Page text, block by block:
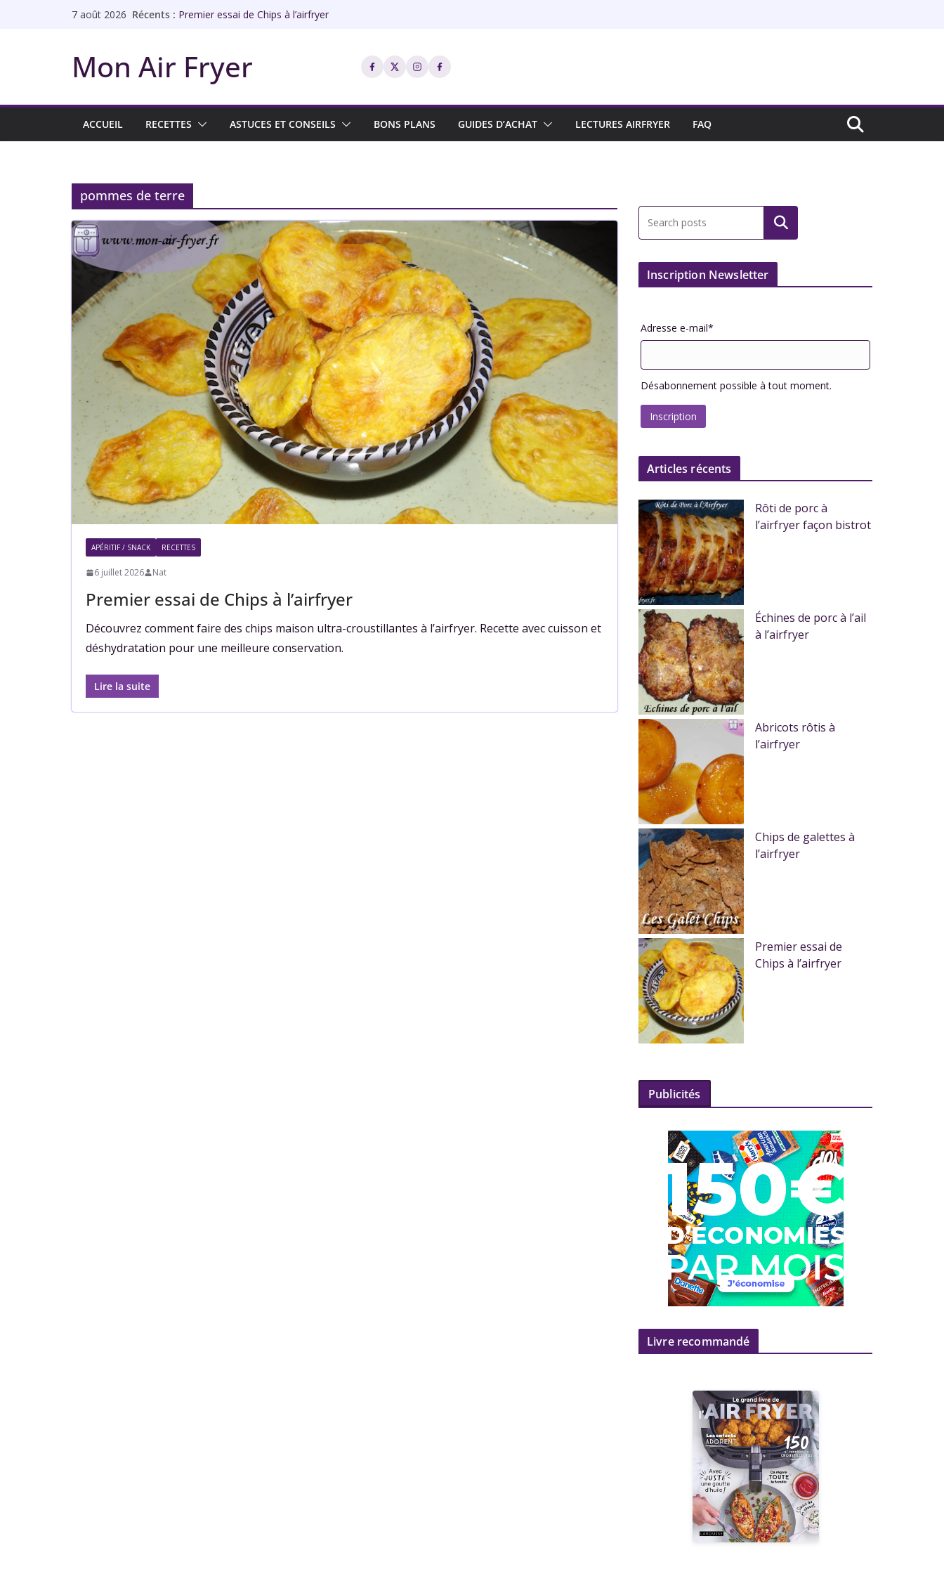
7 août 2026 Récents : Premier essai de Chips à l’airfryer
Abricots rôtis à l’airfryer
Chips de galettes à l’airfryer
Mon Air Fryer
ACCUEIL RECETTES ASTUCES ET CONSEILS BONS PLANS GUIDES D’ACHAT LECTURES AIRFRYER FAQ
pommes de terre
APÉRITIF / SNACK RECETTES
6 juillet 2026 Nat
Premier essai de Chips à l’airfryer
Découvrez comment faire des chips maison ultra-croustillantes à l’airfryer. Recette avec cuisson et
déshydratation pour une meilleure conservation.
Lire la suite
Inscription Newsletter
Adresse e-mail*
Désabonnement possible à tout moment.
Articles récents
Rôti de porc à
l’airfryer façon bistrot
Échines de porc à l’ail
à l’airfryer
Abricots rôtis à
l’airfryer
Chips de galettes à
l’airfryer
Premier essai de
Chips à l’airfryer
Publicités
Livre recommandé